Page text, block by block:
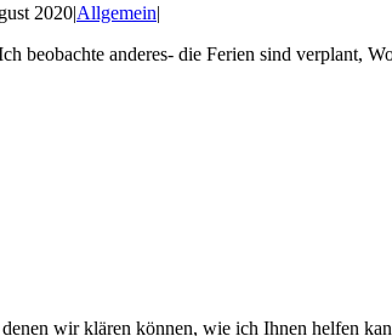
2020|Allgemein|
beobachte anderes- die Ferien sind
wir klären können, wie ich Ihnen helfen